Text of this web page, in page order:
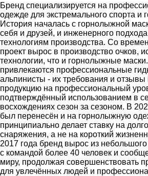
Бренд специализируется на
одежде для экстремального спорта и
История началась с горнолыжной
себя и друзей, и инженерного
технологиям производства. Со
проект вырос в производство очков,
технологии, что и горнолыжные
привлекаются профессиональные
альпинисты - их требования и
продукцию на профессиональный
подтверждённый использованием в
восхождениях сезон за сезоном. В
был перенесён и на горнолыжную
принципиально делает ставку на
снаряжения, а не на короткий
2017 года бренд вырос из
с командой более 40 человек и
миру, продолжая совершенствовать
для увлечённых людей и